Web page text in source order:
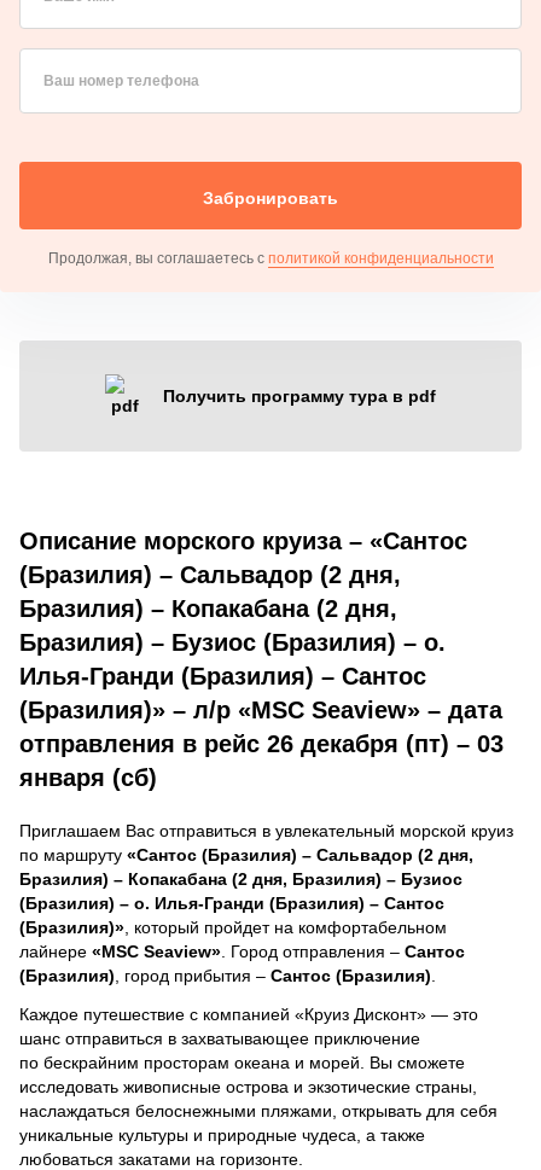
Ваш номер телефона
Забронировать
Продолжая, вы соглашаетесь с политикой конфиденциальности
Получить программу тура в pdf
Описание морского круиза – «Сантос
(Бразилия) – Сальвадор (2 дня,
Бразилия) – Копакабана (2 дня,
Бразилия) – Бузиос (Бразилия) – о.
Илья-Гранди (Бразилия) – Сантос
(Бразилия)» – л/р «MSC Seaview» – дата
отправления в рейс 26 декабря (пт) – 03
января (сб)
Приглашаем Вас отправиться в увлекательный морской круиз
по маршруту «Сантос (Бразилия) – Сальвадор (2 дня,
Бразилия) – Копакабана (2 дня, Бразилия) – Бузиос
(Бразилия) – о. Илья-Гранди (Бразилия) – Сантос
(Бразилия)» , который пройдет на комфортабельном
лайнере «MSC Seaview» . Город отправления – Сантос
(Бразилия) , город прибытия – Сантос (Бразилия)
Каждое путешествие с компанией «Круиз Дисконт» — это
шанс отправиться в захватывающее приключение
по бескрайним просторам океана и морей. Вы сможете
исследовать живописные острова и экзотические страны,
наслаждаться белоснежными пляжами, открывать для себя
уникальные культуры и природные чудеса, а также
любоваться закатами на горизонте.